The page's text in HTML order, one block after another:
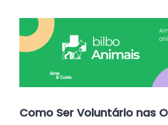
Como Ser Voluntário nas